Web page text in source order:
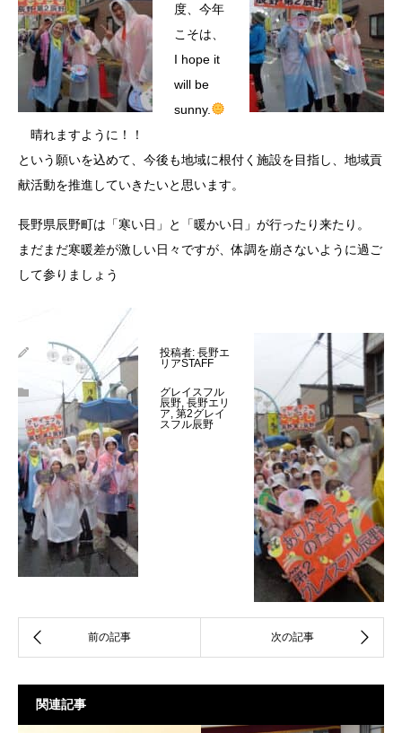
度、今年
こそは、
I hope it
will be
sunny.
晴れますように！！
という願いを込めて、今後も地域に根付く施設を目指し、地域貢
献活動を推進していきたいと思います。
長野県辰野町は「寒い日」と「暖かい日」が行ったり来たり。
まだまだ寒暖差が激しい日々ですが、体調を崩さないように過ご
して参りましょう
投稿者: 長野エ
リアSTAFF
グレイスフル
辰野, 長野エリ
ア, 第2グレイ
スフル辰野
関連記事